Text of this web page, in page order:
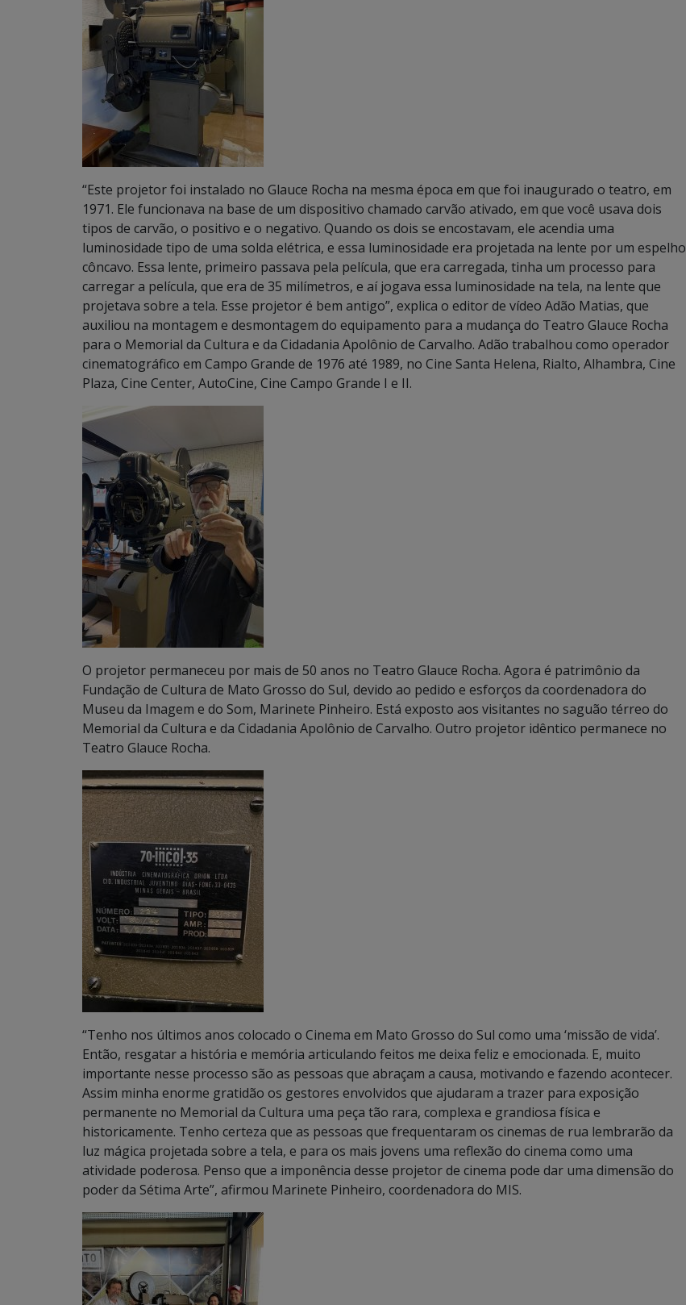
“Este projetor foi instalado no Glauce Rocha na mesma época em que foi inaugurado o teatro, em
1971. Ele funcionava na base de um dispositivo chamado carvão ativado, em que você usava dois
tipos de carvão, o positivo e o negativo. Quando os dois se encostavam, ele acendia uma
luminosidade tipo de uma solda elétrica, e essa luminosidade era projetada na lente por um espelho
côncavo. Essa lente, primeiro passava pela película, que era carregada, tinha um processo para
carregar a película, que era de 35 milímetros, e aí jogava essa luminosidade na tela, na lente que
projetava sobre a tela. Esse projetor é bem antigo”, explica o editor de vídeo Adão Matias, que
auxiliou na montagem e desmontagem do equipamento para a mudança do Teatro Glauce Rocha
para o Memorial da Cultura e da Cidadania Apolônio de Carvalho. Adão trabalhou como operador
cinematográfico em Campo Grande de 1976 até 1989, no Cine Santa Helena, Rialto, Alhambra, Cine
Plaza, Cine Center, AutoCine, Cine Campo Grande I e II.
O projetor permaneceu por mais de 50 anos no Teatro Glauce Rocha. Agora é patrimônio da
Fundação de Cultura de Mato Grosso do Sul, devido ao pedido e esforços da coordenadora do
Museu da Imagem e do Som, Marinete Pinheiro. Está exposto aos visitantes no saguão térreo do
Memorial da Cultura e da Cidadania Apolônio de Carvalho. Outro projetor idêntico permanece no
Teatro Glauce Rocha.
“Tenho nos últimos anos colocado o Cinema em Mato Grosso do Sul como uma ‘missão de vida’.
Então, resgatar a história e memória articulando feitos me deixa feliz e emocionada. E, muito
importante nesse processo são as pessoas que abraçam a causa, motivando e fazendo acontecer.
Assim minha enorme gratidão os gestores envolvidos que ajudaram a trazer para exposição
permanente no Memorial da Cultura uma peça tão rara, complexa e grandiosa física e
historicamente. Tenho certeza que as pessoas que frequentaram os cinemas de rua lembrarão da
luz mágica projetada sobre a tela, e para os mais jovens uma reflexão do cinema como uma
atividade poderosa. Penso que a imponência desse projetor de cinema pode dar uma dimensão do
poder da Sétima Arte”, afirmou Marinete Pinheiro, coordenadora do MIS.